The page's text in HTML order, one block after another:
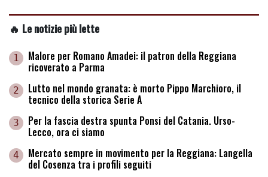
🔥 Le notizie più lette
1 Malore per Romano Amadei: il patron della Reggiana
ricoverato a Parma
2 Lutto nel mondo granata: è morto Pippo Marchioro, il
tecnico della storica Serie A
3 Per la fascia destra spunta Ponsi del Catania. Urso-
Lecco, ora ci siamo
4 Mercato sempre in movimento per la Reggiana: Langella
del Cosenza tra i profili seguiti